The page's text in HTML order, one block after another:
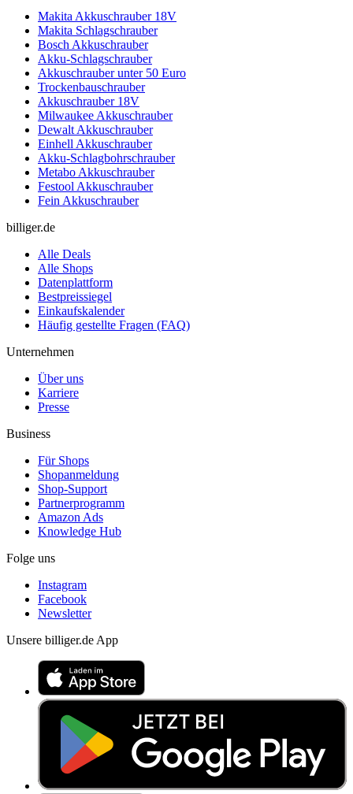
Makita Akkuschrauber 18V
Makita Schlagschrauber
Bosch Akkuschrauber
Akku-Schlagschrauber
Akkuschrauber unter 50 Euro
Trockenbauschrauber
Akkuschrauber 18V
Milwaukee Akkuschrauber
Dewalt Akkuschrauber
Einhell Akkuschrauber
Akku-Schlagbohrschrauber
Metabo Akkuschrauber
Festool Akkuschrauber
Fein Akkuschrauber
billiger.de
Alle Deals
Alle Shops
Datenplattform
Bestpreissiegel
Einkaufskalender
Häufig gestellte Fragen (FAQ)
Unternehmen
Über uns
Karriere
Presse
Business
Für Shops
Shopanmeldung
Shop-Support
Partnerprogramm
Amazon Ads
Knowledge Hub
Folge uns
Instagram
Facebook
Newsletter
Unsere billiger.de App